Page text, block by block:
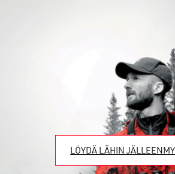
LÖYDÄ LÄHIN